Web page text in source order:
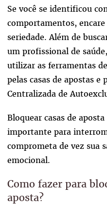
Se você se identificou
comportamentos,
seriedade. Além de
um profissional de
utilizar as ferramentas
pelas casas de apostas e
Centralizada de
Bloquear casas de
importante para
comprometa de vez sua
emocional.
Como fazer para
aposta?